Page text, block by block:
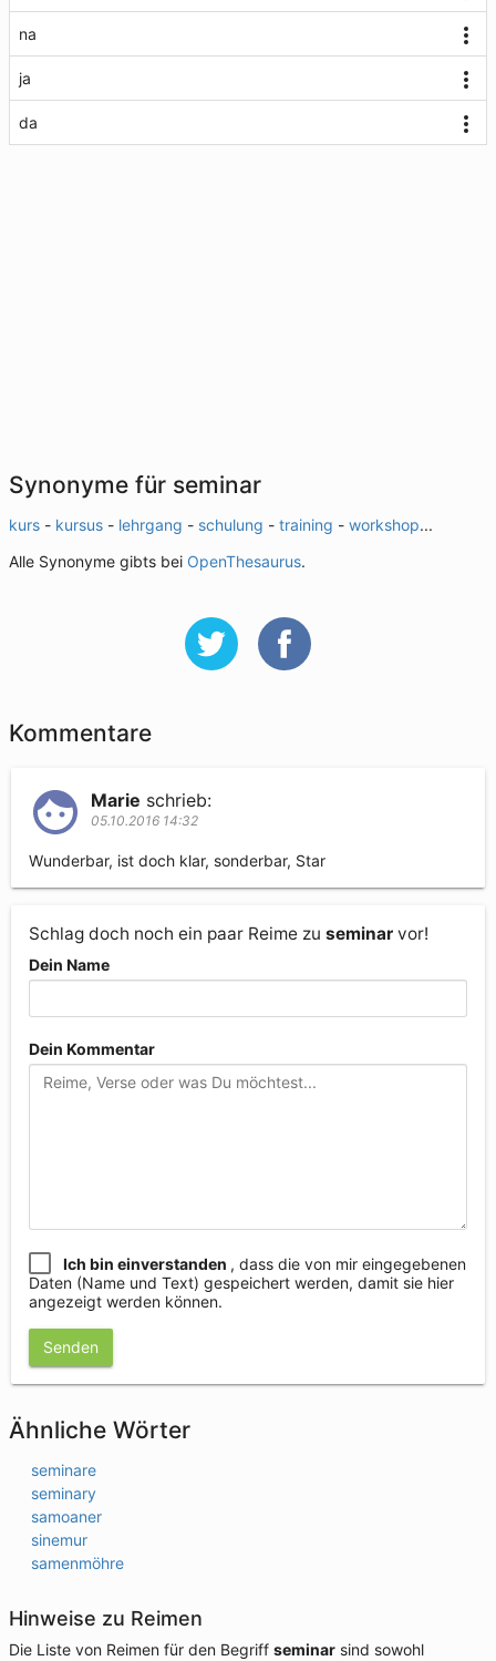
na
ja
da
Synonyme für seminar
kurs - kursus - lehrgang - schulung - training - workshop...
Alle Synonyme gibts bei OpenThesaurus.
Kommentare
Marie schrieb:
05.10.2016 14:32
Wunderbar, ist doch klar, sonderbar, Star
Schlag doch noch ein paar Reime zu seminar vor!
Dein Name
Dein Kommentar
Ich bin einverstanden , dass die von mir eingegebenen
Daten (Name und Text) gespeichert werden, damit sie hier
angezeigt werden können.
Senden
Ähnliche Wörter
seminare
seminary
samoaner
sinemur
samenmöhre
Hinweise zu Reimen
Die Liste von Reimen für den Begriff seminar sind sowohl